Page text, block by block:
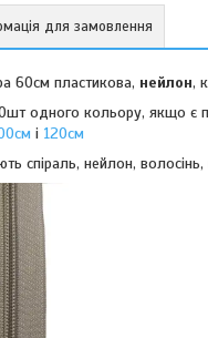
для замовлення
60см пластикова, нейлон,
одного кольору, якщо
і 120см
спіраль, нейлон,